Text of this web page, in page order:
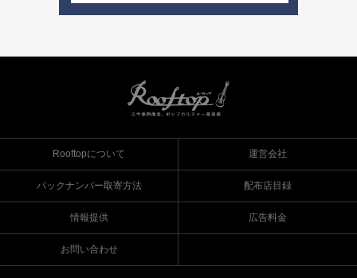
Rooftopについて 運営会社
バックナンバー取寄方法 配布店目録
情報提供 広告料金
お問い合わせ